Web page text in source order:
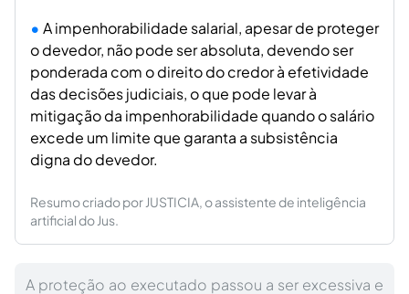
A impenhorabilidade salarial, apesar de proteger
o devedor, não pode ser absoluta, devendo ser
ponderada com o direito do credor à efetividade
das decisões judiciais, o que pode levar à
mitigação da impenhorabilidade quando o salário
excede um limite que garanta a subsistência
digna do devedor.
Resumo criado por JUSTICIA, o assistente de inteligência
artificial do Jus.
A proteção ao executado passou a ser excessiva e